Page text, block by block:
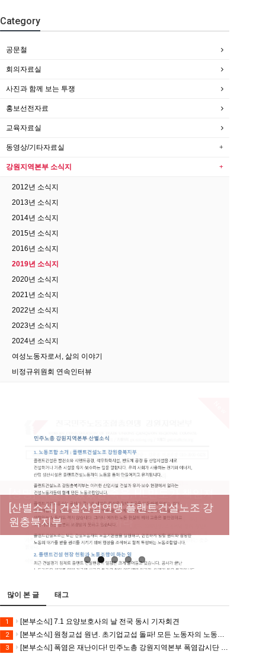
Category
공문철
회의자료실
사진과 함께 보는 투쟁
홍보선전자료
교육자료실
동영상/기타자료실
강원지역본부 소식지
2012년 소식지
2013년 소식지
2014년 소식지
2015년 소식지
2016년 소식지
2019년 소식지
2020년 소식지
2021년 소식지
2022년 소식지
2023년 소식지
2024년 소식지
여성노동자로서, 삶의 이야기
비정규위원회 연속인터뷰
[성명] 막을 수 있었던 죽음, HL만도가 책임져
라 : 청년노동자 사망사고의 철저한 진상규명
과 재발방지 대책 마련하라
[산별소식] 건설산업연맹 플랜트건설노조 강
원충북지부
[강릉,속초,원주,춘천] 폭염감시단 사업 이모저
모
[조합원☆인터뷰] 서비스연맹 전국학교비정
규직노동조합 강원지부 김유미 춘천지회장
[본부소식] 강원지역 노동자 합창단 모임
많이 본 글 태그
1 [본부소식] 7.1 요양보호사의 날 전국 동시 기자회견
2 [본부소식] 원청교섭 원년. 초기업교섭 돌파! 모든 노동자의 노동기본권 쟁취! 민주노총 7.15 총파업대회
3 [본부소식] 폭염은 재난이다! 민주노총 강원지역본부 폭염감시단 선포 기자회견